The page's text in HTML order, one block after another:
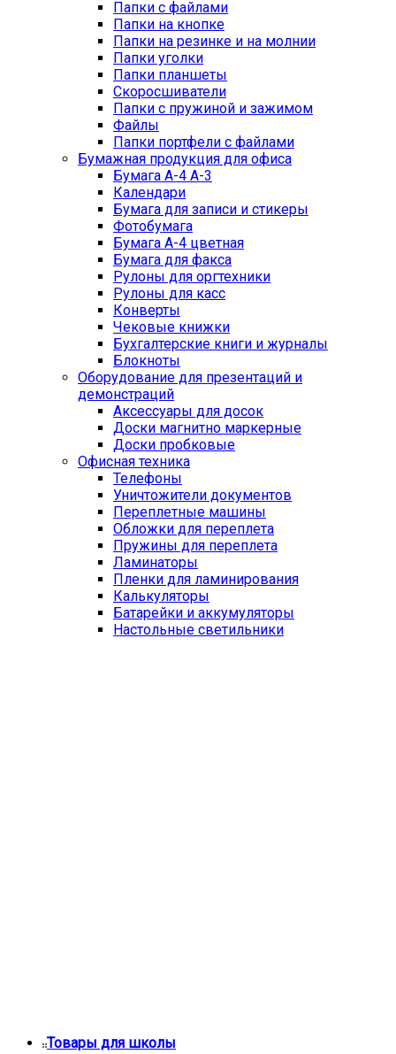
Папки с файлами
Папки на кнопке
Папки на резинке и на молнии
Папки уголки
Папки планшеты
Скоросшиватели
Папки с пружиной и зажимом
Файлы
Папки портфели с файлами
Бумажная продукция для офиса
Бумага А-4 А-3
Календари
Бумага для записи и стикеры
Фотобумага
Бумага А-4 цветная
Бумага для факса
Рулоны для оргтехники
Рулоны для касс
Конверты
Чековые книжки
Бухгалтерские книги и журналы
Блокноты
Оборудование для презентаций и
демонстраций
Аксессуары для досок
Доски магнитно маркерные
Доски пробковые
Офисная техника
Телефоны
Уничтожители документов
Переплетные машины
Обложки для переплета
Пружины для переплета
Ламинаторы
Пленки для ламинирования
Калькуляторы
Батарейки и аккумуляторы
Настольные светильники
Товары для школы